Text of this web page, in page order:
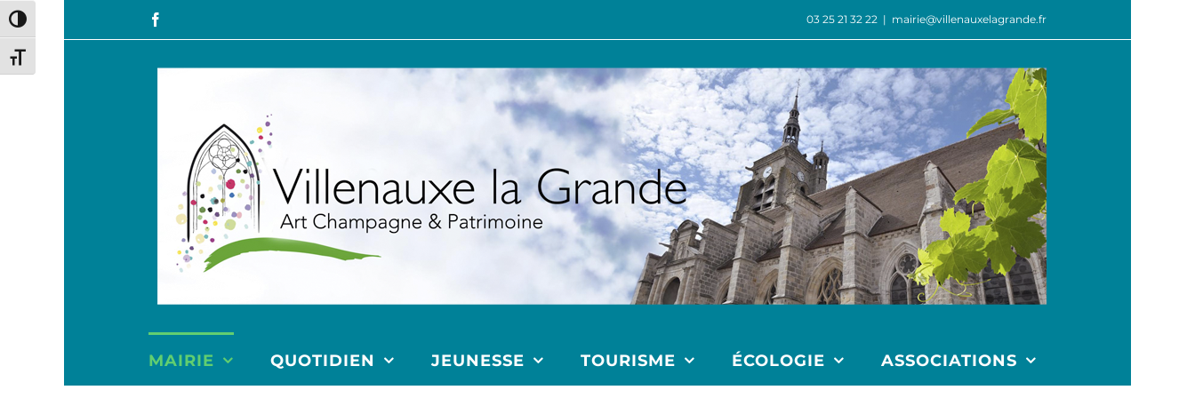
Passer en contraste élevé
Changer la taille de la police
03 25 21 32 22 | mairie@villenauxelagrande.fr
MAIRIE QUOTIDIEN JEUNESSE TOURISME ÉCOLOGIE ASSOCIATIONS